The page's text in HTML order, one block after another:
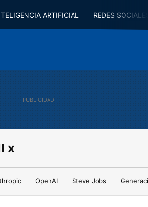
ARTIFICIAL REDES
x
OpenAI Steve Jobs